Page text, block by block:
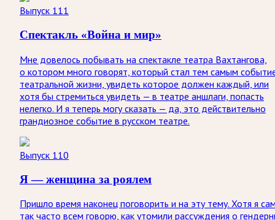
Выпуск 111
Спектакль «Война и мир»
Мне довелось побывать на спектакле театра Вахтангова,
о котором много говорят, который стал тем самым
театральной жизни, увидеть которое должен каждый, или
хотя бы стремиться увидеть — в театре аншлаги, попасть
нелегко. И я теперь могу сказать — да, это действительно
грандиозное событие в русском театре.
Выпуск 110
Я — женщина за роялем
Пришло время наконец поговорить и на эту тему. Хотя я
так часто всем говорю, как утомили рассуждения о